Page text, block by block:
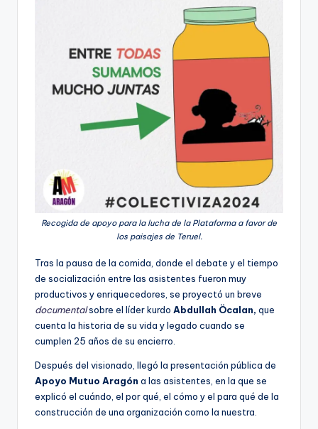
Recogida de apoyo para la lucha de la Plataforma a favor de
los paisajes de Teruel.
Tras la pausa de la comida, donde el debate y el tiempo
de socialización entre las asistentes fueron muy
productivos y enriquecedores, se proyectó un breve
documentalsobre el líder kurdo Abdullah Öcalan, que
cuenta la historia de su vida y legado cuando se
cumplen 25 años de su encierro.
Después del visionado, llegó la presentación pública de
Apoyo Mutuo Aragón a las asistentes, en la que se
explicó el cuándo, el por qué, el cómo y el para qué de la
construcción de una organización como la nuestra.